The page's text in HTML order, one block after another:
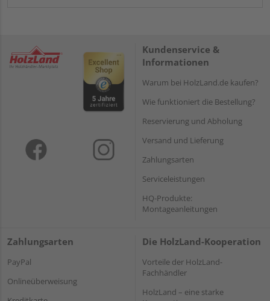
Kundenservice &
Informationen
Warum bei HolzLand.de kaufen?
Wie funktioniert die Bestellung?
Reservierung und Abholung
Versand und Lieferung
Zahlungsarten
Serviceleistungen
HQ-Produkte:
Montageanleitungen
Zahlungsarten
PayPal
Onlineüberweisung
Die HolzLand-Kooperation
Vorteile der HolzLand-
Fachhändler
HolzLand – eine starke